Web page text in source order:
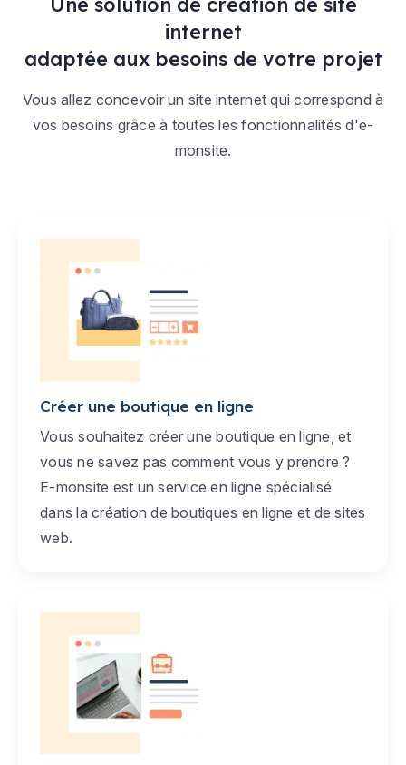
internet
adaptée aux besoins de votre projet
Vous allez concevoir un site internet qui correspond à
vos besoins grâce à toutes les fonctionnalités d'e-
monsite.
Créer une boutique en ligne
Vous souhaitez créer une boutique en ligne, et
vous ne savez pas comment vous y prendre ?
E-monsite est un service en ligne spécialisé
dans la création de boutiques en ligne et de sites
web.